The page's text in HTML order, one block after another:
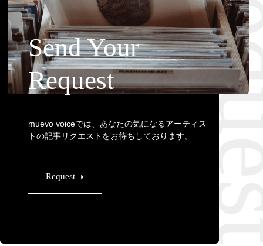
Send Your
Request
muevo voiceでは、あなたの気になるアーティス
トの記事リクエストをお待ちしております。
Request